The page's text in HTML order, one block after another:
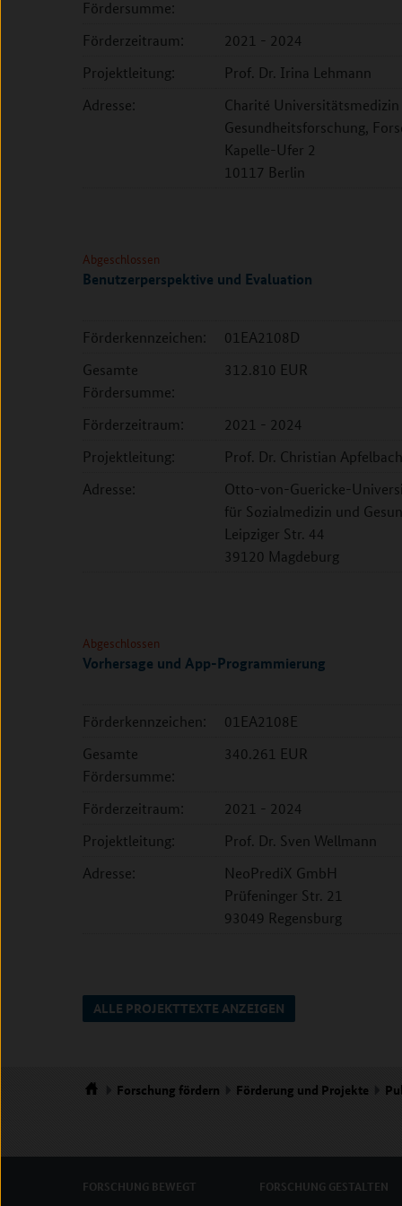
Fördersumme:
Förderzeitraum:
2021 - 2024
Projektleitung:
Prof. Dr. Irina Lehmann
Adresse:
Charité
Gesundheitsforschung,
Kapelle-Ufer 2
10117 Berlin
Abgeschlossen
Benutzerperspektive und Evaluation
Förderkennzeichen:
01EA2108D
Gesamte
Fördersumme:
312.810 EUR
Förderzeitraum:
2021 - 2024
Projektleitung:
Prof. Dr. Christian
Adresse:
Otto-von-Guericke-
für Sozialmedizin und
Leipziger Str. 44
39120 Magdeburg
Abgeschlossen
Vorhersage und App-Programmierung
Förderkennzeichen:
01EA2108E
Gesamte
Fördersumme:
340.261 EUR
Förderzeitraum:
2021 - 2024
Projektleitung:
Prof. Dr. Sven Wellmann
Adresse:
NeoPrediX GmbH
Prüfeninger Str. 21
93049 Regensburg
ALLE PROJEKTTEXTE ANZEIGEN
Forschung fördern Förderung und Projekte
FORSCHUNG BEWEGT FORSCHUNG GESTALTEN